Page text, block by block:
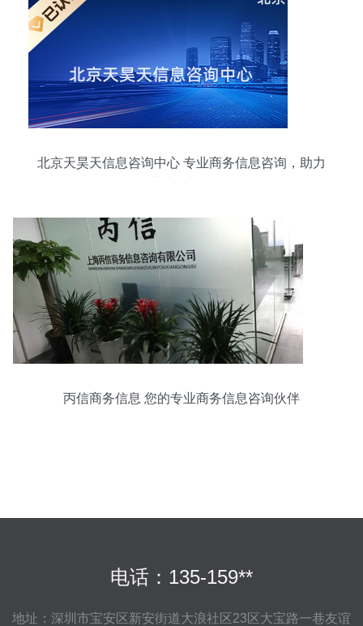
北京天昊天信息咨询中心 专业商务信息咨询，助力
丙信商务信息 您的专业商务信息咨询伙伴
电话：135-159**
地址：深圳市宝安区新安街道大浪社区23区大宝路一巷友谊